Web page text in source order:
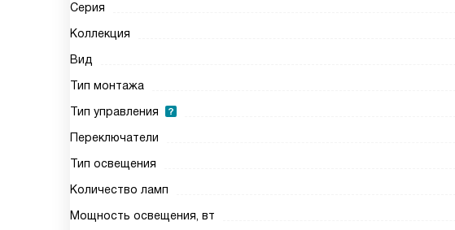
Серия
Коллекция
Вид
Тип монтажа
Тип управления
Переключатели
Тип освещения
Количество ламп
Мощность освещения, вт